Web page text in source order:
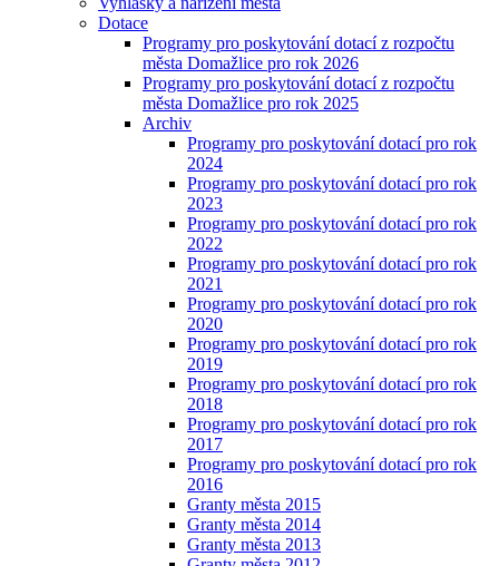
Dotace
Programy pro poskytování dotací z rozpočtu
města Domažlice pro rok 2026
Programy pro poskytování dotací z rozpočtu
města Domažlice pro rok 2025
Archiv
Programy pro poskytování dotací pro rok
2024
Programy pro poskytování dotací pro rok
2023
Programy pro poskytování dotací pro rok
2022
Programy pro poskytování dotací pro rok
2021
Programy pro poskytování dotací pro rok
2020
Programy pro poskytování dotací pro rok
2019
Programy pro poskytování dotací pro rok
2018
Programy pro poskytování dotací pro rok
2017
Programy pro poskytování dotací pro rok
2016
Granty města 2015
Granty města 2014
Granty města 2013